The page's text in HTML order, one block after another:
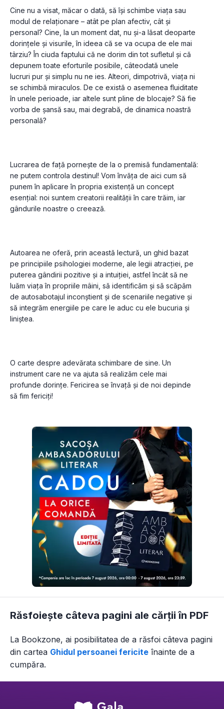
Cine nu a visat, măcar o dată, să își schimbe viața sau
modul de relaționare – atât pe plan afectiv, cât și
personal? Cine, la un moment dat, nu şi-a lăsat deoparte
dorințele și visurile, în ideea că se va ocupa de ele mai
târziu? În ciuda faptului că ne dorim din tot sufletul și că
depunem toate eforturile posibile, câteodată unele
lucruri pur și simplu nu ne ies. Alteori, dimpotrivă, viața ni
se schimbă miraculos. De ce există o asemenea fluiditate
în unele perioade, iar altele sunt pline de blocaje? Să fie
vorba de șansă sau, mai degrabă, de dinamica noastră
Lucrarea de față pornește de la o premisă fundamentală:
ne putem controla destinul! Vom învăța de aici cum să
punem în aplicare în propria existență un concept
esențial: noi suntem creatorii realității în care trăim, iar
Autoarea ne oferă, prin această lectură, un ghid bazat
pe principiile psihologiei moderne, ale legii atracției, pe
puterea gândirii pozitive și a intuiției, astfel încât să ne
luăm viața în propriile mâini, să identificăm și să scăpăm
de autosabotajul inconștient și de scenariile negative și
să integrăm energiile pe care le aduc cu ele bucuria și
O carte despre adevărata schimbare de sine. Un
instrument care ne va ajuta să realizăm cele mai
profunde dorințe. Fericirea se învață și de noi depinde
să fim fericiți!
Răsfoiește câteva pagini ale cărții în PDF
La Bookzone, ai posibilitatea de a răsfoi câteva pagini
din cartea Ghidul persoanei fericite înainte de a
cumpăra.